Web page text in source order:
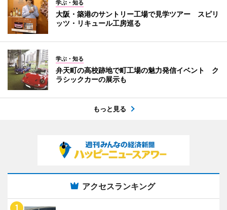
学ぶ・知る
大阪・築港のサントリー工場で見学ツアー スピリ
ッツ・リキュール工房巡る
学ぶ・知る
弁天町の高校跡地で町工場の魅力発信イベント ク
ラシックカーの展示も
もっと見る
アクセスランキング